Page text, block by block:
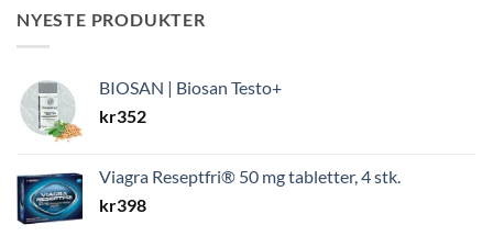
NYESTE PRODUKTER
BIOSAN | Biosan Testo+
kr352
Viagra Reseptfri® 50 mg tabletter, 4 stk.
kr398